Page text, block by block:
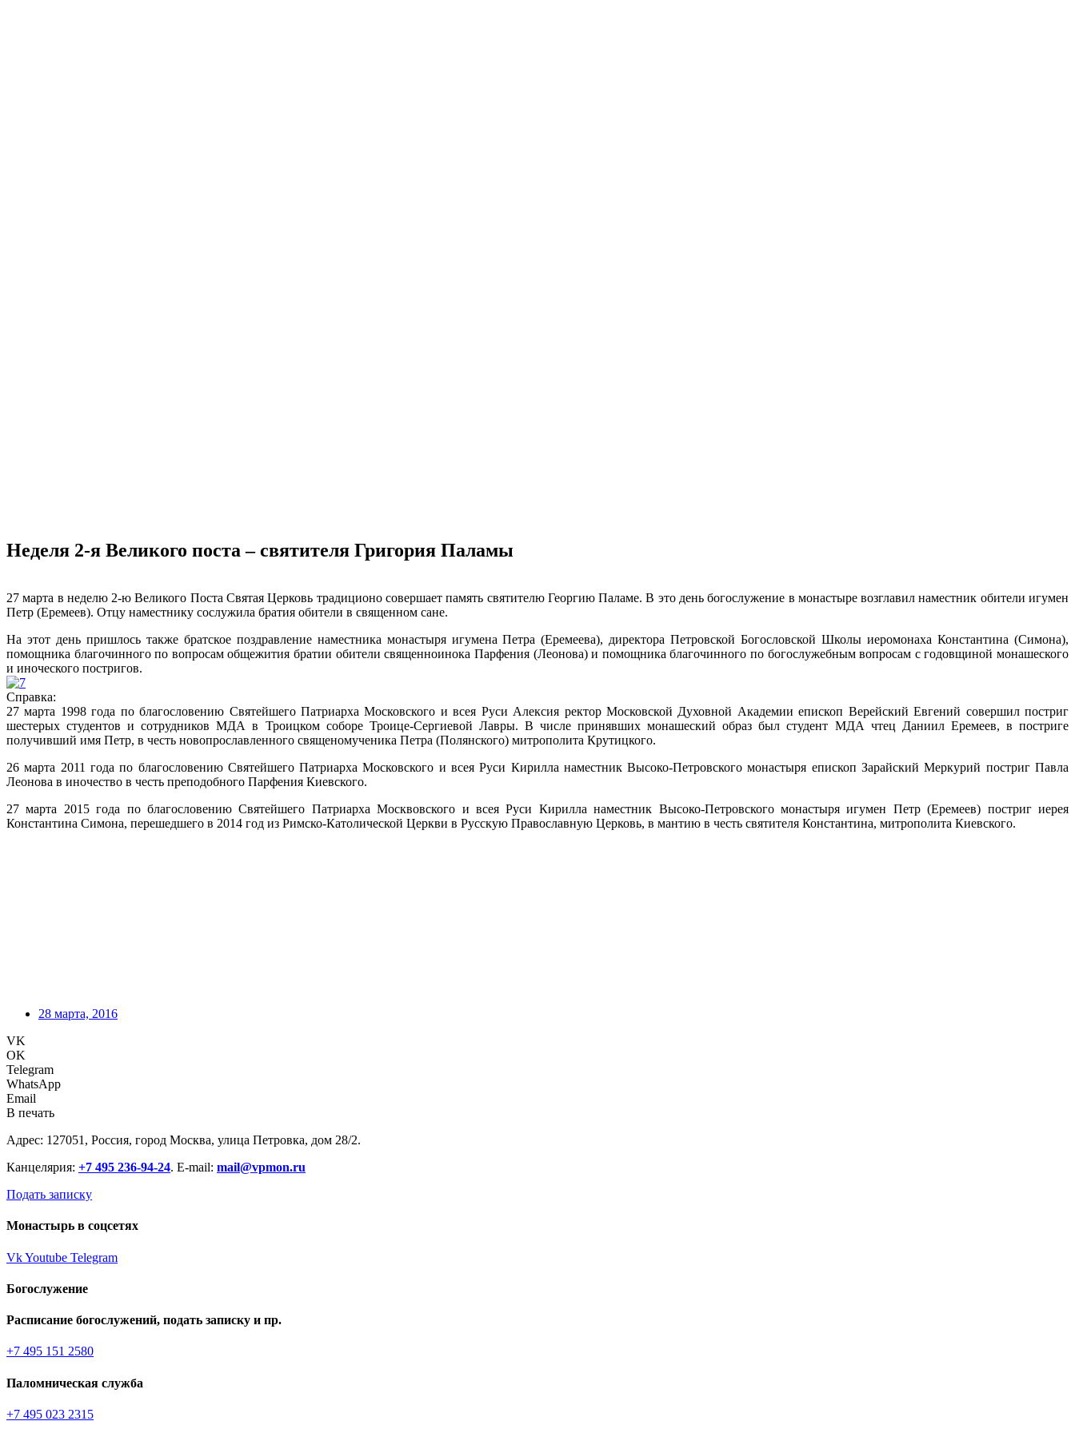
Неделя 2-я Великого поста – святителя Григория Паламы
27 марта в неделю 2-ю Великого Поста Святая Церковь традиционо совершает память святителю Георгию Паламе. В это день богослужение в монастыре возглавил наместник обители игумен
Петр (Еремеев). Отцу наместнику сослужила братия обители в священном сане.
На этот день пришлось также братское поздравление наместника монастыря игумена Петра (Еремеева), директора Петровской Богословской Школы иеромонаха Константина (Симона),
помощника благочинного по вопросам общежития братии обители священноинока Парфения (Леонова) и помощника благочинного по богослужебным вопросам с годовщиной монашеского
и иноческого постригов.
Справка:
27 марта 1998 года по благословению Святейшего Патриарха Московского и всея Руси Алексия ректор Московской Духовной Академии епископ Верейский Евгений совершил постриг
шестерых студентов и сотрудников МДА в Троицком соборе Троице-Сергиевой Лавры. В числе принявших монашеский образ был студент МДА чтец Даниил Еремеев, в постриге
получивший имя Петр, в честь новопрославленного священомученика Петра (Полянского) митрополита Крутицкого.
26 марта 2011 года по благословению Святейшего Патриарха Московского и всея Руси Кирилла наместник Высоко-Петровского монастыря епископ Зарайский Меркурий постриг Павла
Леонова в иночество в честь преподобного Парфения Киевского.
27 марта 2015 года по благословению Святейшего Патриарха Москвовского и всея Руси Кирилла наместник Высоко-Петровского монастыря игумен Петр (Еремеев) постриг иерея
Константина Симона, перешедшего в 2014 год из Римско-Католической Церкви в Русскую Православную Церковь, в мантию в честь святителя Константина, митрополита Киевского.
28 марта, 2016
VK
OK
Telegram
WhatsApp
Email
В печать
Адрес: 127051, Россия, город Москва, улица Петровка, дом 28/2.
Канцелярия: +7 495 236-94-24. E-mail: mail@vpmon.ru
Подать записку
Монастырь в соцсетях
VkYoutube Telegram
Богослужение
Расписание богослужений, подать записку и пр.
+7 495 151 2580
Паломническая служба
+7 495 023 2315